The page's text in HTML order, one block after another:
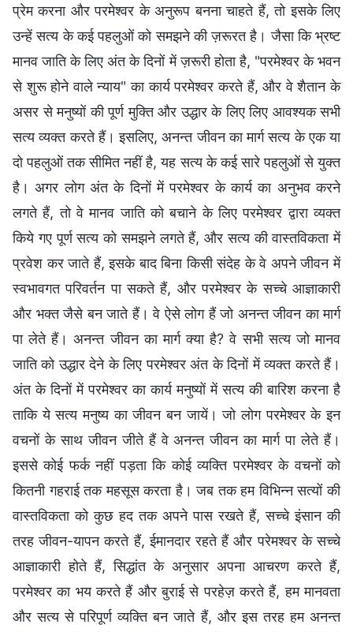
प्रेम करना और परमेश्‍वर के अनुरूप बनना चाहते हैं, तो इसके लिए
उन्हें सत्‍य के कई पहलुओं को समझने की ज़रूरत है। जैसा कि भ्रष्‍ट
मानव जाति के लिए अंत के दिनों में ज़रूरी होता है, "परमेश्‍वर के भवन
से शुरू होने वाले न्याय" का कार्य परमेश्‍वर करते हैं, और वे शैतान के
असर से मनुष्यों की पूर्ण मुक्ति और उद्धार के लिए लिए आवश्‍यक सभी
सत्‍य व्‍यक्त करते हैं। इसलिए, अनन्‍त जीवन का मार्ग सत्य के एक या
दो पहलुओं तक सीमित नहीं है, यह सत्‍य के कई सारे पहलुओं से युक्‍त
है। अगर लोग अंत के दिनों में परमेश्‍वर के कार्य का अनुभव करने
लगते हैं, तो वे मानव जाति को बचाने के लिए परमेश्‍वर द्वारा व्‍यक्‍त
किये गए पूर्ण सत्‍य को समझने लगते हैं, और सत्‍य की वास्‍तविकता में
प्रवेश कर जाते हैं, इसके बाद बिना किसी संदेह के वे अपने जीवन में
स्वभावगत परिवर्तन पा सकते हैं, और परमेश्‍वर के सच्‍चे आज्ञाकारी
और भक्‍त जैसे बन जाते हैं। वे ऐसे लोग हैं जो अनन्‍त जीवन का मार्ग
पा लेते हैं। अनन्‍त जीवन का मार्ग क्‍या है? वे सभी सत्‍य जो मानव
जाति को उद्धार देने के लिए परमेश्‍वर अंत के दिनों में व्‍यक्‍त करते हैं।
अंत के दिनों में परमेश्‍वर का कार्य मनुष्‍यों में सत्य की बारिश करना है
ताकि ये सत्य मनुष्‍य का जीवन बन जायें। जो लोग परमेश्‍वर के इन
वचनों के साथ जीवन जीते हैं वे अनन्‍त जीवन का मार्ग पा लेते हैं।
इससे कोई फर्क नहीं पड़ता कि कोई व्‍यक्ति परमेश्‍वर के वचनों को
कितनी गहराई तक महसूस करता है। जब तक हम विभिन्‍न सत्‍यों की
वास्‍तविकता को कुछ हद तक अपने पास रखते हैं, सच्‍चे इंसान की
तरह जीवन-यापन करते हैं, ईमानदार रहते हैं और परेमश्‍वर के सच्‍चे
आज्ञाकारी होते हैं, सिद्धांत के अनुसार अपना आचरण करते हैं,
परमेश्‍वर का भय करते हैं और बुराई से परहेज़ करते हैं, हम मानवता
और सत्‍य से परिपूर्ण व्‍यक्ति बन जाते हैं, और इस तरह हम अनन्‍त